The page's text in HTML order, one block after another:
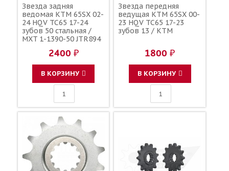
Звезда задняя
ведомая KTM 65SX 02-
24 HQV TC65 17-24
зубов 50 стальная /
MXT 1-1390-50 JTR894
46010051050
2400 ₽
В КОРЗИНУ
Звезда передняя
ведущая KTM 65SX 00-
23 HQV TC65 17-23
зубов 13 / KTM
1800 ₽
В КОРЗИНУ